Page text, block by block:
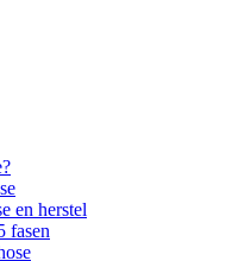
en herstel
fasen